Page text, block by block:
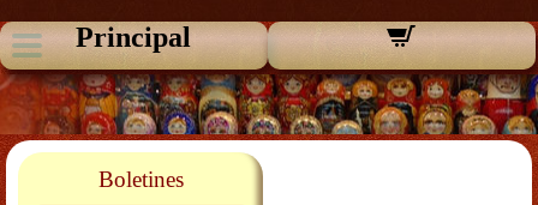
Principal
Boletines